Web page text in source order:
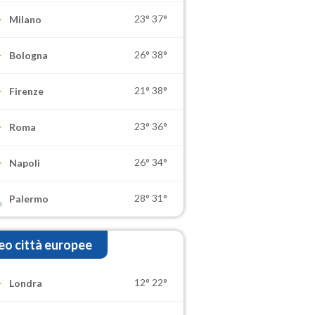
Milano 23° 37°
Bologna 26° 38°
Firenze 21° 38°
Roma 23° 36°
Napoli 26° 34°
Palermo 28° 31°
città europee
Londra 12° 22°